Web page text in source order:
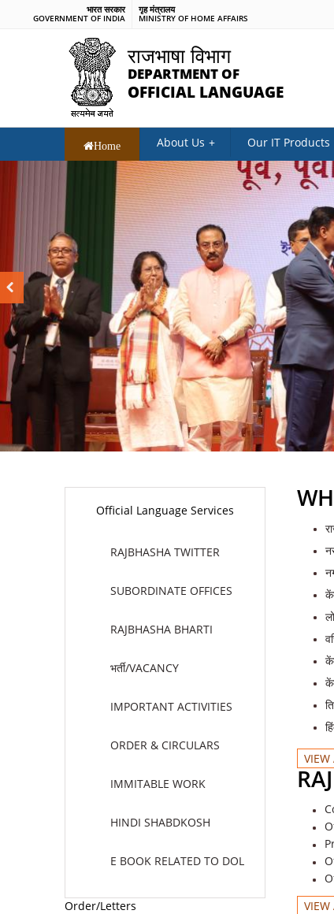
भारत सरकार
GOVERNMENT OF INDIA
गृह मंत्रालय
MINISTRY OF HOME AFFAIRS
राजभाषा विभाग
DEPARTMENT OF
OFFICIAL LANGUAGE
Home About Us Our IT Products
Official Language Services
RAJBHASHA TWITTER
SUBORDINATE OFFICES
RAJBHASHA BHARTI
भर्ती/VACANCY
IMPORTANT ACTIVITIES
ORDER & CIRCULARS
IMMITABLE WORK
HINDI SHABDKOSH
E BOOK RELATED TO DOL
Order/Letters
VIEW
VIEW